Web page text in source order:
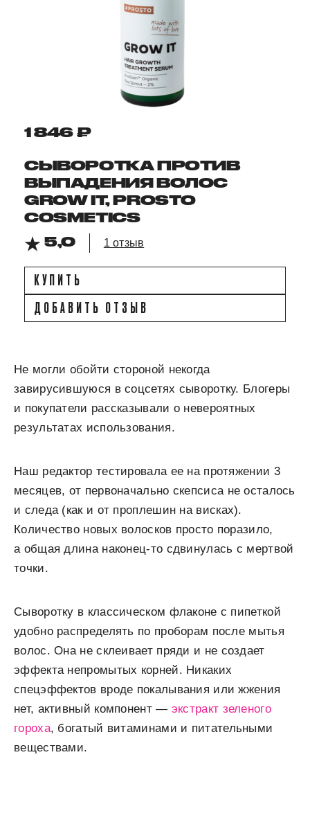
1 846 ₽
СЫВОРОТКА ПРОТИВ
ВЫПАДЕНИЯ ВОЛОС
GROW IT, PROSTO
COSMETICS
5,0
1 отзыв
КУПИТЬ
ДОБАВИТЬ ОТЗЫВ
Не могли обойти стороной некогда
завирусившуюся в соцсетях сыворотку. Блогеры
и покупатели рассказывали о невероятных
результатах использования.
Наш редактор тестировала ее на протяжении 3
месяцев, от первоначально скепсиса не осталось
и следа (как и от проплешин на висках).
Количество новых волосков просто поразило,
а общая длина наконец-то сдвинулась с мертвой
точки.
Сыворотку в классическом флаконе с пипеткой
удобно распределять по проборам после мытья
волос. Она не склеивает пряди и не создает
эффекта непромытых корней. Никаких
спецэффектов вроде покалывания или жжения
нет, активный компонент — экстракт зеленого
гороха, богатый витаминами и питательными
веществами.